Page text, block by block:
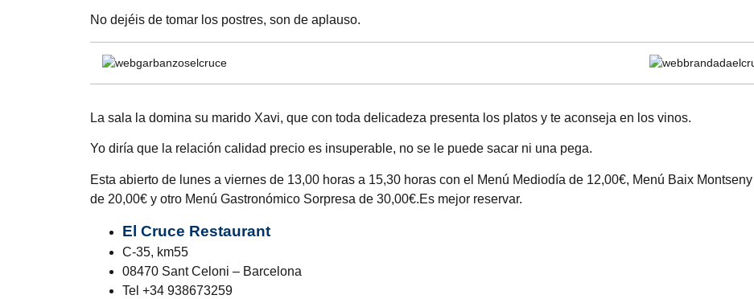
No dejéis de tomar los postres, son de aplauso.
La sala la domina su marido Xavi, que con toda delicadeza presenta los platos y te aconseja en los vinos.
Yo diría que la relación calidad precio es insuperable, no se le puede sacar ni una pega.
Esta abierto de lunes a viernes de 13,00 horas a 15,30 horas con el Menú Mediodía de 12,00€, Menú Baix Montseny
de 20,00€ y otro Menú Gastronómico Sorpresa de 30,00€.Es mejor reservar.
El Cruce Restaurant
C-35, km55
08470 Sant Celoni – Barcelona
Tel +34 938673259